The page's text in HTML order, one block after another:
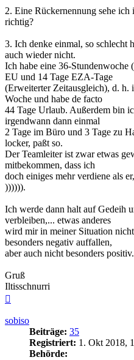
2. Eine Rückernennung sehe
richtig?
3. Ich denke einmal, so schlecht
auch wieder nicht.
Ich habe eine 36-Stundenwoche
EU und 14 Tage EZA-Tage
(Erweiterter Zeitausgleich), d. h.
Woche und habe de facto
44 Tage Urlaub. Außerdem bin
irgendwann dann einmal
2 Tage im Büro und 3 Tage zu
locker, paßt so.
Der Teamleiter ist zwar etwas
mitbekommen, dass ich
doch einiges mehr verdiene als
)))))).
Ich werde dann halt auf Gedeih
verbleiben,... etwas anderes
wird mir in meiner Situation
besonders negativ auffallen,
aber auch nicht besonders positiv.
Gruß
Iltisschnurri
sobiso
Beiträge: 35
Registriert: 1. Okt 2018,
Behörde: